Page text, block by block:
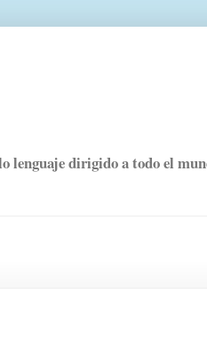
lenguaje dirigido a todo el